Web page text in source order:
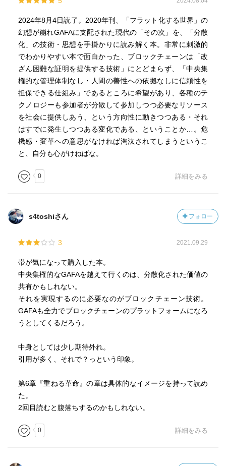
2024年8月4日読了。2020年刊、「フラット化する世界」の
幻想が崩れGAFAに支配された現代の「その次」を、「分散
化」の技術・思想を手掛かりに読み解く本。非常に刺激的
でわかりやすい本で面白かった、ブロックチェーンは「改
ざん困難な証明を提供する技術」にとどまらず、「中央集
権的な管理体制なし・人間の善性への依拠なしに信頼性を
担保できる仕組み」であるところに希望があり、各種のテ
クノロジーも参加者が分散して参加しつつ必要なリソース
を社会に提供しあう、という方向性に動きつつある・それ
はすでに発生しつつある変化である、ということか…。危
機感・変革への意思がなければ淘汰されてしまうというこ
と、自分も心がけねばな。
0 詳細をみる
s4toshiさん フォロー
3 2021.09.29
帯が気になって購入した本。
中央集権的なGAFAを越えて行くのは、分散化された価値の
共有かもしれない。
それを実現するのに必要なのがブロックチェーン技術。
GAFAも全力でブロックチェーンのプラットフォームになろ
うとしてくるだろう。
中身としては少し期待外れ。
引用が多く、それで？っという印象。
第6章『重ねる革命』の章は具体的なイメージを持って読め
た。
2回目読むと腹落ちするのかもしれない。
0 詳細をみる